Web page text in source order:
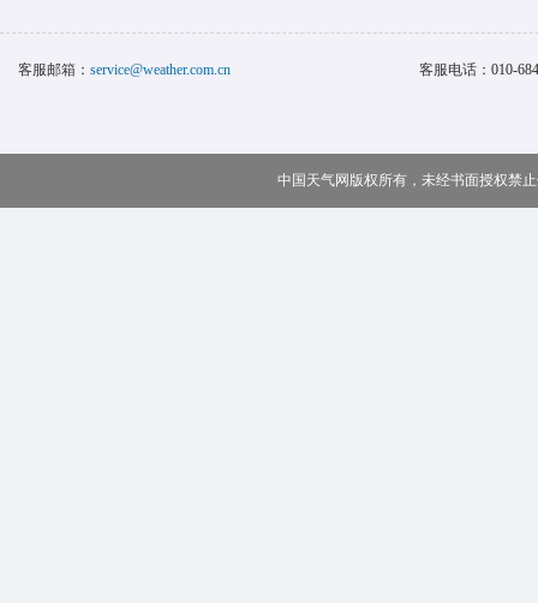
客服邮箱： service@weather.com.cn 客服电话： 010-
中国天气网版权所有，未经书面授权